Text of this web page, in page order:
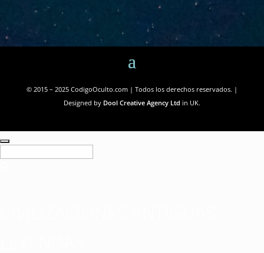
© 2015 – 2025 CodigoOculto.com | Todos los derechos reservados. |
Designed by Dool Creative Agency Ltd in UK.